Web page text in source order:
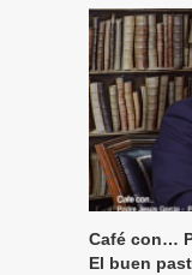
Café con…
El buen